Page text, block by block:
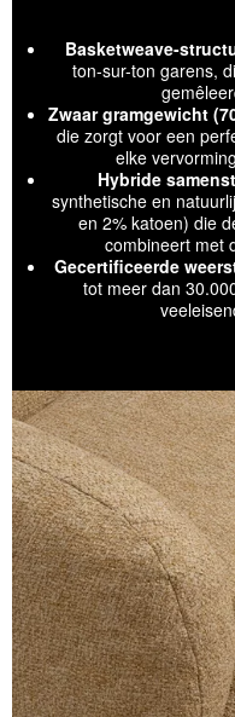
Basketweave-
ton-sur-ton garens,
Zwaar gramgewicht
die zorgt voor een
elke
Hybride
synthetische en
en 2% katoen) die
combineert met
Gecertificeerde
tot meer dan